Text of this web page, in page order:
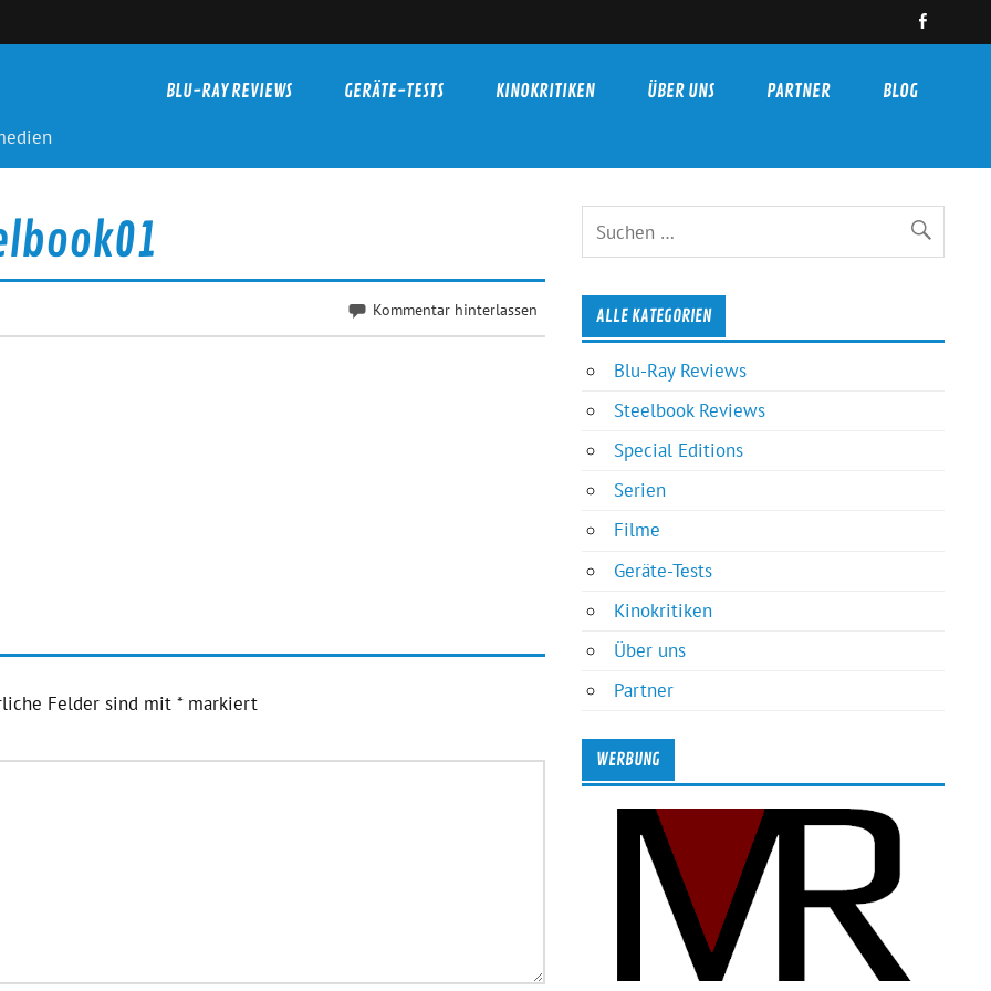
BLU-RAY REVIEWS GERÄTE-TESTS KINOKRITIKEN ÜBER UNS PARTNER BLOG
Kommentar hinterlassen
Felder sind mit *markiert
ALLE KATEGORIEN
Blu-Ray Reviews
Steelbook Reviews
Special Editions
Serien
Filme
Geräte-Tests
Kinokritiken
Über uns
Partner
WERBUNG